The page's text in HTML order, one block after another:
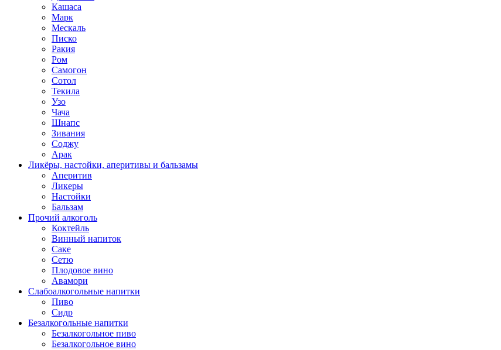
Кашаса
Марк
Мескаль
Писко
Ракия
Ром
Самогон
Сотол
Текила
Узо
Чача
Шнапс
Зивания
Соджу
Арак
Ликёры, настойки, аперитивы и бальзамы
Аперитив
Ликеры
Настойки
Бальзам
Прочий алкоголь
Коктейль
Винный напиток
Саке
Сетю
Плодовое вино
Авамори
Слабоалкогольные напитки
Пиво
Сидр
Безалкогольные напитки
Безалкогольное пиво
Безалкогольное вино